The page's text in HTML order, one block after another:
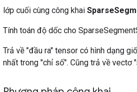
lớp cuối cùng công khai
Tính toán độ dốc cho
Trả về "đầu ra" tensor có hình dạng
nhất trong "chỉ số". Cũng trả về